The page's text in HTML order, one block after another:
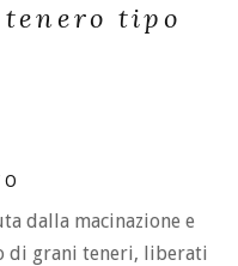
tipo
dalla macinazione e
di grani teneri, liberati